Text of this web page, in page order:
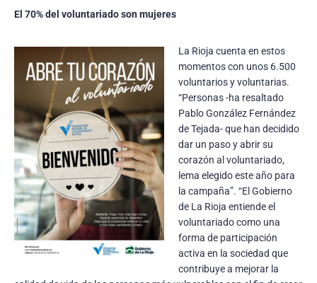
El 70% del voluntariado son mujeres
La Rioja cuenta en estos
momentos con unos 6.500
voluntarios y voluntarias.
“Personas -ha resaltado
Pablo González Fernández
de Tejada- que han decidido
dar un paso y abrir su
corazón al voluntariado,
lema elegido este año para
la campaña”. “El Gobierno
de La Rioja entiende el
voluntariado como una
forma de participación
activa en la sociedad que
contribuye a mejorar la